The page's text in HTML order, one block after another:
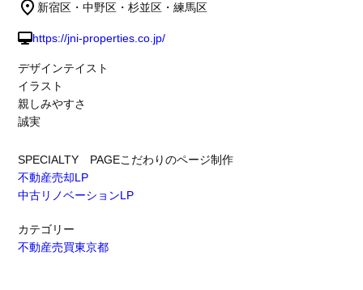
新宿区・中野区・杉並区・練馬区
https://jni-properties.co.jp/
デザインテイスト
イラスト
親しみやすさ
誠実
SPECIALTY PAGEこだわりのページ制作
不動産売却LP
中古リノベーションLP
カテゴリー
不動産売買東京都